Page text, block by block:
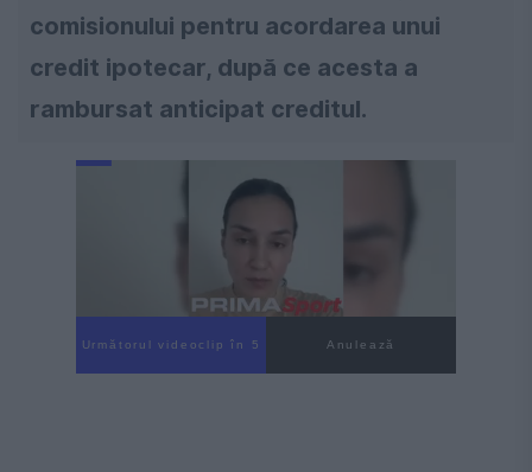
comisionului pentru acordarea unui
credit ipotecar, după ce acesta a
rambursat anticipat creditul.
Următorul videoclip în 4 Anulează